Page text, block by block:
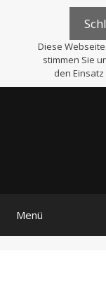
springenDiese
stimmen Sie
den
Menü